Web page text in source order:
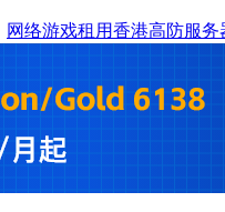
网络游戏租用香港高防服务